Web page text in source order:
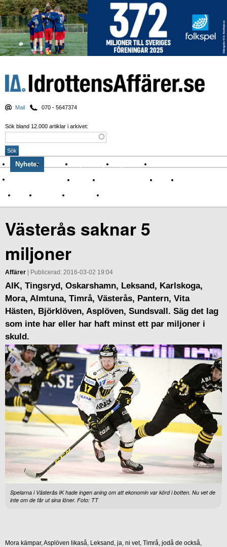
Mail 070 - 5647374
Sök bland 12.000 artiklar i arkivet:
Nyheter Krönikor Sport & spel Nyhetsbrev
Om Idrottens Affärer
Affärer I spåren av Corona Arena
Namn Sponsring TV-nyheter
Västerås saknar 5
miljoner
Affärer | Publicerad: 2016-03-02 19:04
AIK, Tingsryd, Oskarshamn, Leksand, Karlskoga,
Mora, Almtuna, Timrå, Västerås, Pantern, Vita
Hästen, Björklöven, Asplöven, Sundsvall. Säg det lag
som inte har eller har haft minst ett par miljoner i
skuld.
Spelarna i Västerås IK hade ingen aning om att ekonomin var körd i botten. Nu vet de
inte om de får ut sina löner. Foto: TT
Mora kämpar, Asplöven likaså, Leksand, ja, ni vet, Timrå, jodå de också,